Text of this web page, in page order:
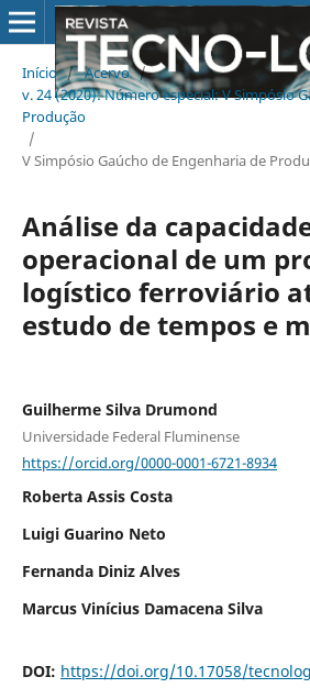
Início / Acervo /
v. 24 (2020): Número especial: V Simpósio
Produção
/
V Simpósio Gaúcho de Engenharia de
Análise da
operacional de um
logístico ferroviário
estudo de tempos e
Guilherme Silva Drumond
Universidade Federal Fluminense
https://orcid.org/0000-0001-6721-8934
Roberta Assis Costa
Luigi Guarino Neto
Fernanda Diniz Alves
Marcus Vinícius Damacena Silva
DOI: https://doi.org/10.17058/